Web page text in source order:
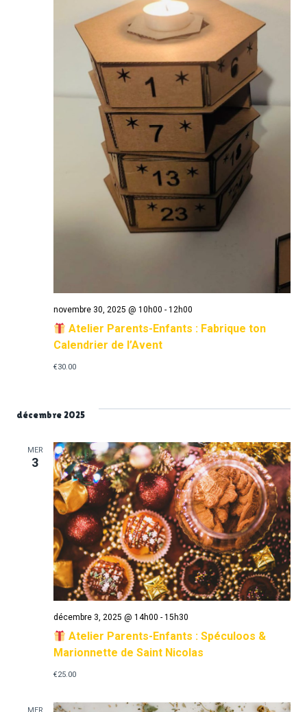
Atelier Parents-Enfants : Fabrique ton
Calendrier de l’Avent
novembre 30, 2025 @ 10h00 - 12h00
€30.00
décembre 2025
MER
3
Atelier Parents-Enfants : Spéculoos &
Marionnette de Saint Nicolas
décembre 3, 2025 @ 14h00 - 15h30
€25.00